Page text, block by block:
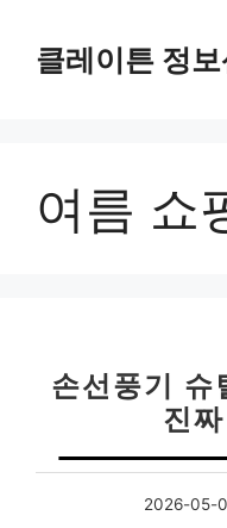
클레이튼 정보
여름 쇼
손선풍기 슈
진
2026-05-